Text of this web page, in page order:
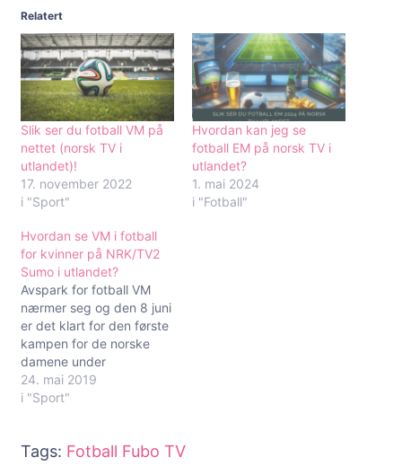
Relatert
Slik ser du fotball VM på
nettet (norsk TV i
utlandet)!
17. november 2022
i "Sport"
Hvordan kan jeg se
fotball EM på norsk TV i
utlandet?
1. mai 2024
i "Fotball"
Hvordan se VM i fotball
for kvinner på NRK/TV2
Sumo i utlandet?
Avspark for fotball VM
nærmer seg og den 8 juni
er det klart for den første
kampen for de norske
damene under
mesterskapet. Alle
kampene fra fotball VM
møtt av beskjeder både
24. mai 2019
i "Sport"
Tags: Fotball Fubo TV